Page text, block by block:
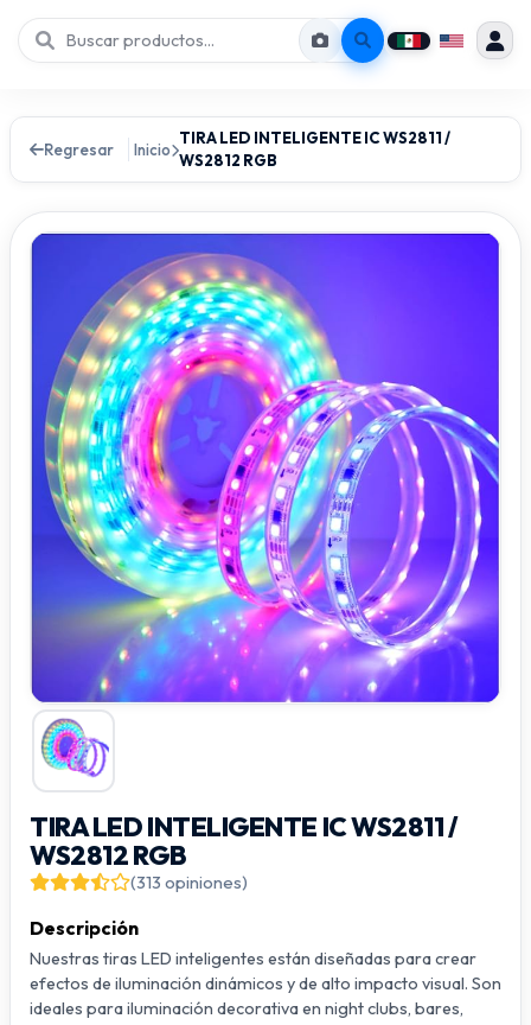
Regresar Inicio
TIRA LED INTELIGENTE IC WS2811 /
WS2812 RGB
TIRA LED INTELIGENTE IC WS2811 /
WS2812 RGB
(313 opiniones)
Descripción
Nuestras tiras LED inteligentes están diseñadas para crear
efectos de iluminación dinámicos y de alto impacto visual. Son
ideales para iluminación decorativa en night clubs, bares,